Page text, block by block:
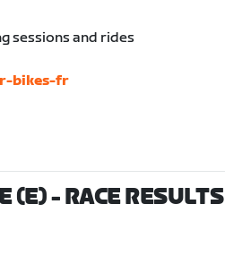
sessions and rides
bikes-fr
(E)- RACE RESULTS